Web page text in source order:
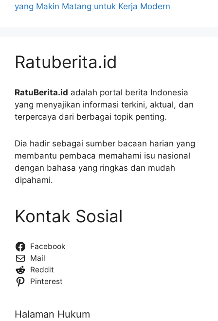
yang Makin Matang untuk Kerja Modern
Ratuberita.id
RatuBerita.id adalah portal berita Indonesia
yang menyajikan informasi terkini, aktual, dan
terpercaya dari berbagai topik penting.
Dia hadir sebagai sumber bacaan harian yang
membantu pembaca memahami isu nasional
dengan bahasa yang ringkas dan mudah
dipahami.
Kontak Sosial
Facebook
Mail
Reddit
Pinterest
Halaman Hukum